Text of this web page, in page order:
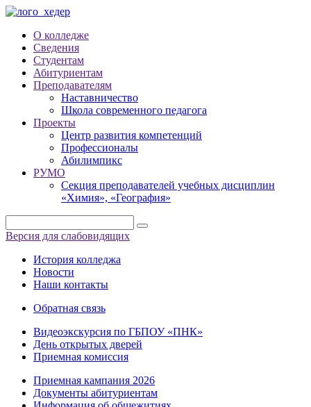
О колледже
Сведения
Студентам
Абитуриентам
Преподавателям
Наставничество
Школа современного педагога
Проекты
Центр развития компетенций
Профессионалы
Абилимпикс
РУМО
Секция преподавателей учебных дисциплин
«Химия», «География»
Версия для слабовидящих
История колледжа
Новости
Наши контакты
Обратная связь
Видеоэкскурсия по ГБПОУ «ПНК»
День открытых дверей
Приемная комиссия
Приемная кампания 2026
Дoкументы абитуриентам